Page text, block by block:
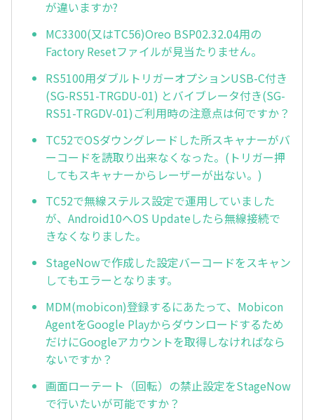
が違いますか?
MC3300(又はTC56)Oreo BSP02.32.04用の
Factory Resetファイルが見当たりません。
RS5100用ダブルトリガーオプションUSB-C付き
(SG-RS51-TRGDU-01) とバイブレータ付き(SG-
RS51-TRGDV-01)ご利用時の注意点は何ですか？
TC52でOSダウングレードした所スキャナーがバ
ーコードを読取り出来なくなった。(トリガー押
してもスキャナーからレーザーが出ない。)
TC52で無線ステルス設定で運用していました
が、Android10へOS Updateしたら無線接続で
きなくなりました。
StageNowで作成した設定バーコードをスキャン
してもエラーとなります。
MDM(mobicon)登録するにあたって、Mobicon
AgentをGoogle Playからダウンロードするため
だけにGoogleアカウントを取得しなければなら
ないですか？
画面ローテート（回転）の禁止設定をStageNow
で行いたいが可能ですか？